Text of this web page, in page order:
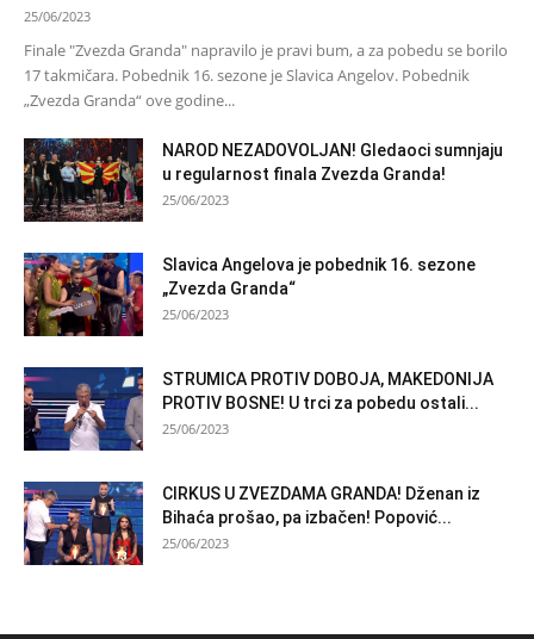
25/06/2023
Finale "Zvezda Granda" napravilo je pravi bum, a za pobedu se borilo
17 takmičara. Pobednik 16. sezone je Slavica Angelov. Pobednik
„Zvezda Granda“ ove godine...
NAROD NEZADOVOLJAN! Gledaoci sumnjaju
u regularnost finala Zvezda Granda!
25/06/2023
Slavica Angelova je pobednik 16. sezone
„Zvezda Granda“
25/06/2023
STRUMICA PROTIV DOBOJA, MAKEDONIJA
PROTIV BOSNE! U trci za pobedu ostali...
25/06/2023
CIRKUS U ZVEZDAMA GRANDA! Dženan iz
Bihaća prošao, pa izbačen! Popović...
25/06/2023